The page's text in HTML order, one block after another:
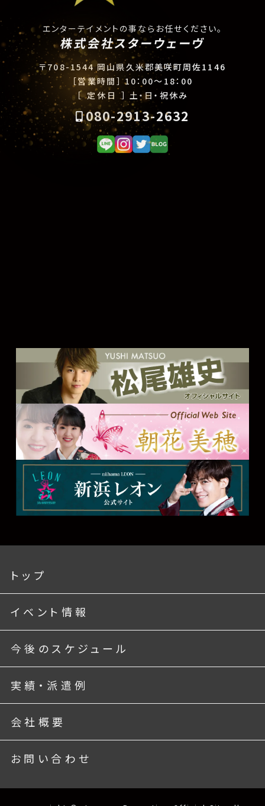
エンターテイメントの事ならお任せください。
株式会社スターウェーヴ
〒708-1544 岡山県久米郡美咲町周佐1146
［営業時間］ 10：00〜18：00
［ 定休日 ］ 土・日・祝休み
080-2913-2632
トップ
イベント情報
今後のスケジュール
実績・派遣例
会社概要
お問い合わせ